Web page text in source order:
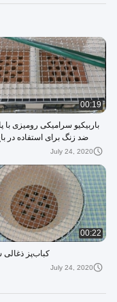
00:19
باربیکیو سرامیکی رومیزی با
ضد زنگ برای استفاده در
July 24, 2020
00:22
کباب‌پز
July 24, 2020